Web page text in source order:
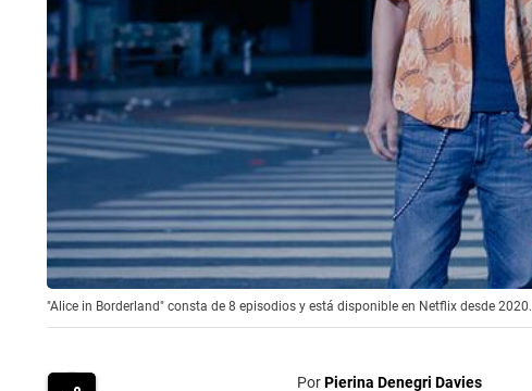
"Alice in Borderland" consta de 8 episodios y está disponible en Netflix desde 2020.
PorPierina Denegri Davies